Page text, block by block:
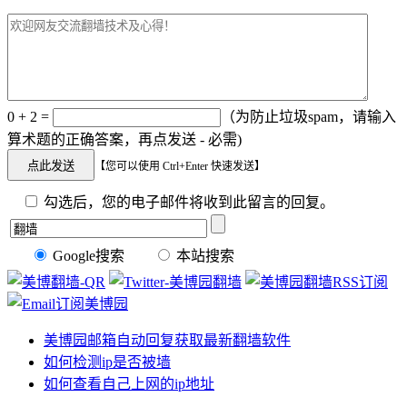
0 + 2 =
（为防止垃圾spam，请输入
算术题的正确答案，再点发送 - 必需)
【您可以使用 Ctrl+Enter 快速发送】
勾选后，您的电子邮件将收到此留言的回复。
Google搜索 本站搜索
美博园邮箱自动回复获取最新翻墙软件
如何检测ip是否被墙
如何查看自己上网的ip地址